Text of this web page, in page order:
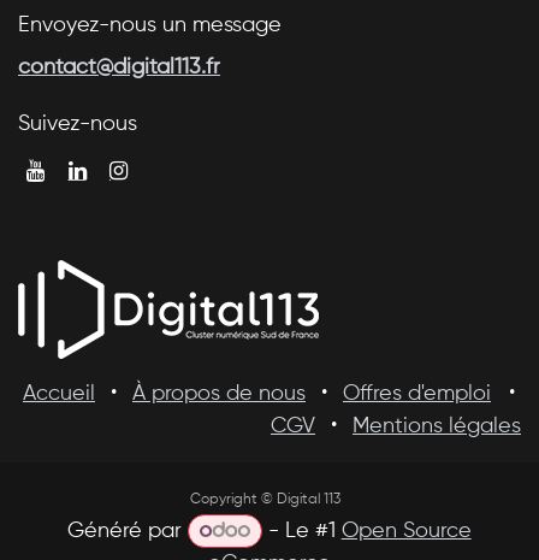
Envoyez-nous un message
contact@digital113.fr
Suivez-nous
Accueil • À propos de nous • Offres d'emploi •
CGV
• Mentions légales
Copyright © Digital 113
Généré par - Le #1 Open Source